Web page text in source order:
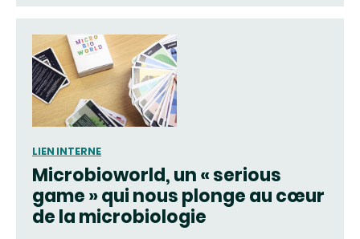
LIEN INTERNE
Microbioworld, un « serious
game » qui nous plonge au cœur
de la microbiologie